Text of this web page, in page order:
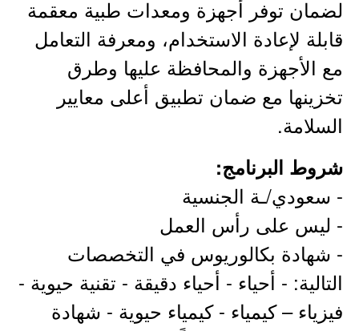
لضمان توفر أجهزة ومعدات طبية معقمة
قابلة لإعادة الاستخدام، ومعرفة التعامل
مع الأجهزة والمحافظة عليها وطرق
تخزينها مع ضمان تطبيق أعلى معايير
السلامة.
شروط البرنامج:
- سعودي/ـة الجنسية
- ليس على رأس العمل
- شهادة بكالوريوس في التخصصات
التالية: - أحياء - أحياء دقيقة - تقنية حيوية -
فيزياء – كيمياء - كيمياء حيوية - شهادة